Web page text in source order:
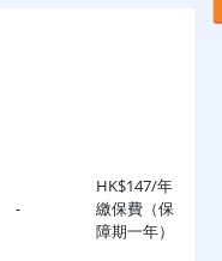
-
HK$147/年
繳保費（保
障期一年）